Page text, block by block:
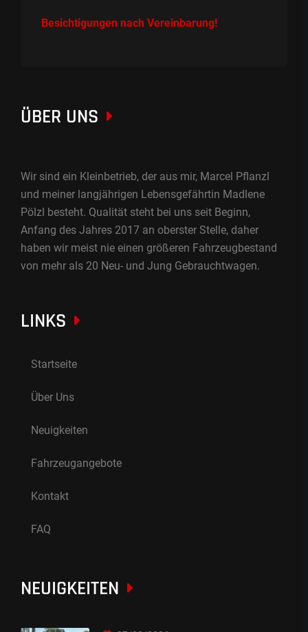
Besichtigungen nach Vereinbarung!
ÜBER UNS
Wir sind ein Kleinbetrieb, der aus mir, Marcel Pflanzl
und meiner langjährigen Lebensgefährtin Madlene
Pölzl besteht. Qualität steht bei uns seit Beginn,
Anfang des Jahres 2017 an oberster Stelle, daher
haben wir meist nie einen größeren Fahrzeugbestand
von mehr als 20 Neu- und Jung Gebrauchtwagen.
LINKS
Startseite
Über Uns
Neuigkeiten
Fahrzeugangebote
Kontakt
FAQ
NEUIGKEITEN